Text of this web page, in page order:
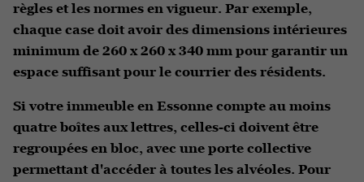
règles et les normes en vigueur. Par exemple,
chaque case doit avoir des dimensions intérieures
minimum de 260 x 260 x 340 mm pour garantir un
espace suffisant pour le courrier des résidents.
Si votre immeuble en Essonne compte au moins
quatre boîtes aux lettres, celles-ci doivent être
regroupées en bloc, avec une porte collective
permettant d'accéder à toutes les alvéoles. Pour